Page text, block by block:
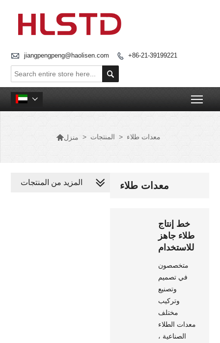
 jiangpengpeng@haolisen.com  +86-21-39199221


منزل > المنتجات > معدات طلاء
معدات طلاء
خط إنتاج
طلاء جاهز
للاستخدام
متخصصون
في تصميم
وتصنيع
وتركيب
مختلف
معدات الطلاء
الصناعية ،
المزيد من المنتجات